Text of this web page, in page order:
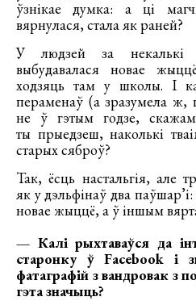
ўзнікае думка: а ці
вярнулася, стала як раней?
У людзей за некалькі
выбудавалася новае
ходзяць там у школы. І
пераменаў (а зразумела ж,
не ў гэтым годзе,
ты прыедзеш, наколькі
старых сяброў?
Так, ёсць настальгія, але
як у дэльфінаў два
новае жыццё, а ў іншым
— Калі рыхтаваўся да
старонку ў Facebook і
фатаграфій з вандровак з
гэта значыць?